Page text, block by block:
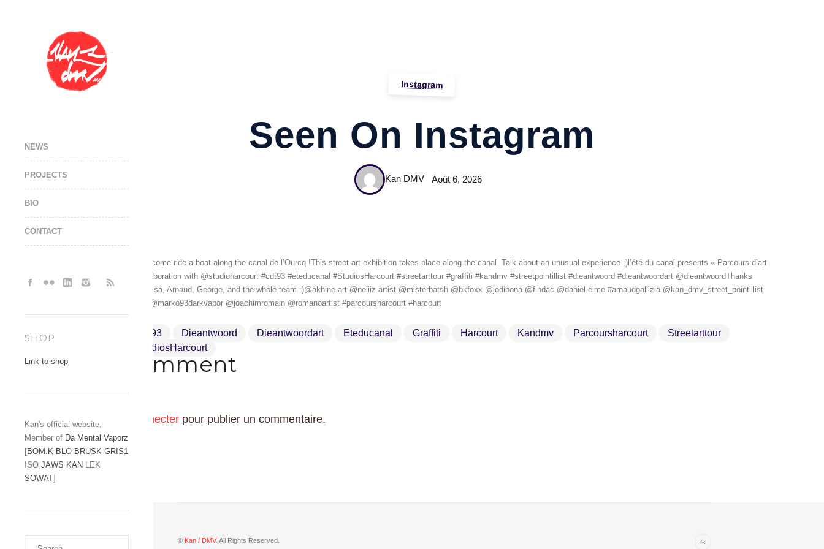
NEWS
PROJECTS
BIO
CONTACT
SHOP
Link to shop
Kan's official website,
Member of Da Mental Vaporz
[BOM.K BLO BRUSK GRIS1
ISO JAWS KAN LEK
SOWAT]
Instagram
Seen On Instagram
Kan DMV Août 6, 2026
If you visit Paris this summer come ride a boat along the canal de l’Ourcq !This street art exhibition takes place along the canal. Talk about an unusual experience ;)l’été du canal presents « Parcours d’art
urbain harcourt 2018 » un collaboration with @studioharcourt #cdt93 #eteducanal #StudiosHarcourt #streetarttour #graffiti #kandmv #streetpointillist #dieantwoord #dieantwoordart @dieantwoordThanks
@marko93darkvapor , Anne, Lisa, Arnaud, George, and the whole team :)@akhine.art @neiiiz.artist @misterbatsh @bkfoxx @jodibona @findac @daniel.eime #arnaudgallizia @kan_dmv_street_pointillist
@sema.lao @le_mouvement @marko93darkvapor @joachimromain @romanoartist #parcoursharcourt #harcourt
Arnaudgallizia Cdt93 Dieantwoord Dieantwoordart Eteducanal Graffiti Harcourt Kandmv Parcoursharcourt
Streetarttour
StudiosHarcourt
Drop a comment
Vous devez vous connecter pour publier un commentaire.
© Kan / DMV. All Rights Reserved.